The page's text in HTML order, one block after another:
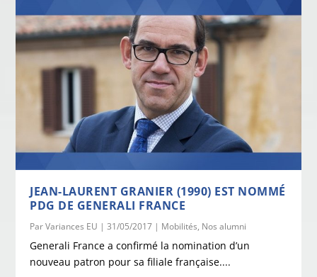
JEAN-LAURENT GRANIER (1990) EST NOMMÉ
PDG DE GENERALI FRANCE
ParVariances EU |31/05/2017 | Mobilités, Nos alumni
Generali France a confirmé la nomination d’un
nouveau patron pour sa filiale française....